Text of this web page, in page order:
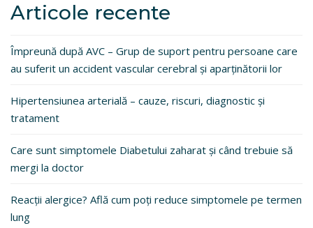
Articole recente
Împreună după AVC – Grup de suport pentru persoane care
au suferit un accident vascular cerebral și aparținătorii lor
Hipertensiunea arterială – cauze, riscuri, diagnostic și
tratament
Care sunt simptomele Diabetului zaharat și când trebuie să
mergi la doctor
Reacții alergice? Află cum poți reduce simptomele pe termen
lung